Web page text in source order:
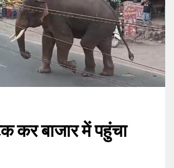
बाजार में पहुंचा